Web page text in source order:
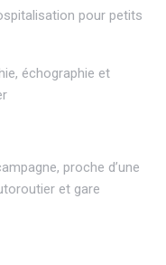
pour petits
échographie et
proche d’une
et gare